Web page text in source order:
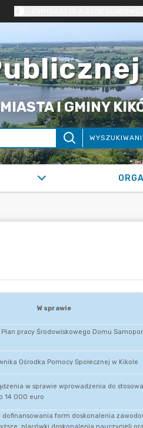
I GMINY